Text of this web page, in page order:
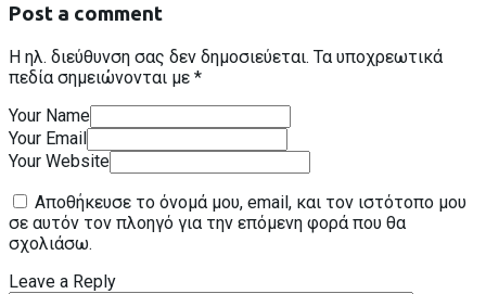
Post a comment
Η ηλ. διεύθυνση σας δεν δημοσιεύεται. Τα υποχρεωτικά
πεδία σημειώνονται με *
Your Name
Your Email
Your Website
Αποθήκευσε το όνομά μου, email, και τον ιστότοπο μου
σε αυτόν τον πλοηγό για την επόμενη φορά που θα
σχολιάσω.
Leave a Reply